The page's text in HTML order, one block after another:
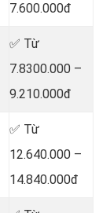
7.600.000đ
✅ Từ
7.8300.000 –
9.210.000đ
✅ Từ
12.640.000 –
14.840.000đ